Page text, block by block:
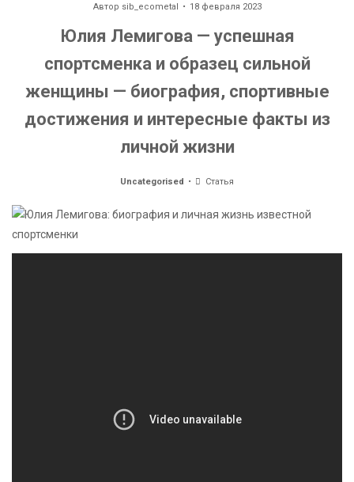
Автор sib_ecometal 18 февраля 2023
Юлия Лемигова — успешная
спортсменка и образец сильной
женщины — биография, спортивные
достижения и интересные факты из
личной жизни
Uncategorised Статья